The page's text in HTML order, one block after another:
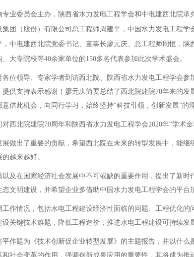
业委员会主办，陕西省水力发电工程学会和中电建西北院
团（股份）有限公司总工程师周建平，中国水力发电工程
中电建西北院党委书记、董事长廖元庆、总工程师周恒，
大专院校等40余家单位的150多名代表参加此次学术盛会。
位领导、专家学者到访西北院、陕西省水力发电工程学会
供支持表示感谢！廖元庆简要总结了西北院建院70年来的
借此机会，向同行学习，始终坚持“科技引领，创新发展”的
西北院建院70周年和陕西省水力发电工程学会2020年“学术金
做出了重要的贡献，希望西北院在未来的转型发展中，能
越来越好。
及在国家经济社会发展中不可或缺的重要作用，提出了新
文明建设，并希望企业多借助中国水力发电工程学会的平台
作情况，包括水电工程建设经济性面临的问题、工程优化
关键技术难题，降低工程造价，推进水电工程建设可持续发
作题为《技术创新促企业转型发展》的主题报告，并以什
社会变革的作用，强调创新成果应用的重要性，其将成为